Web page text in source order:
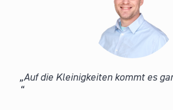
Auf die Kleinigkeiten kommt es